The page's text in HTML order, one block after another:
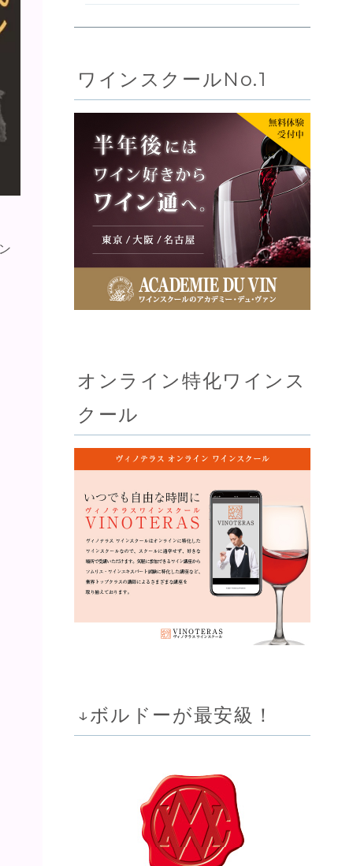
ワインスクールNo.1
オンライン特化ワインス
クール
↓ボルドーが最安級！